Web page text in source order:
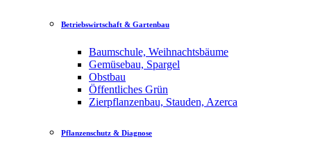
Betriebswirtschaft & Gartenbau
Baumschule, Weihnachtsbäume
Gemüsebau, Spargel
Obstbau
Öffentliches Grün
Zierpflanzenbau, Stauden, Azerca
Pflanzenschutz & Diagnose